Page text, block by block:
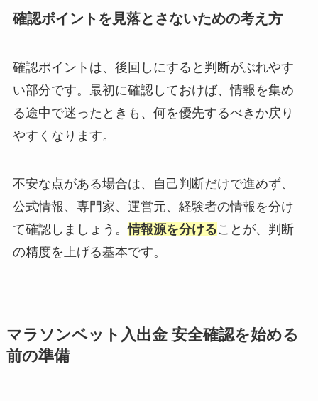
確認ポイントを見落とさないための考え方
確認ポイントは、後回しにすると判断がぶれやす
い部分です。最初に確認しておけば、情報を集め
る途中で迷ったときも、何を優先するべきか戻り
やすくなります。
不安な点がある場合は、自己判断だけで進めず、
公式情報、専門家、運営元、経験者の情報を分け
て確認しましょう。情報源を分けることが、判断
の精度を上げる基本です。
マラソンベット入出金 安全確認を始める
前の準備